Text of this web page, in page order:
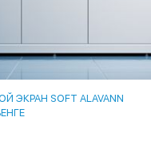
ЭКРАН SOFT ALAVANN